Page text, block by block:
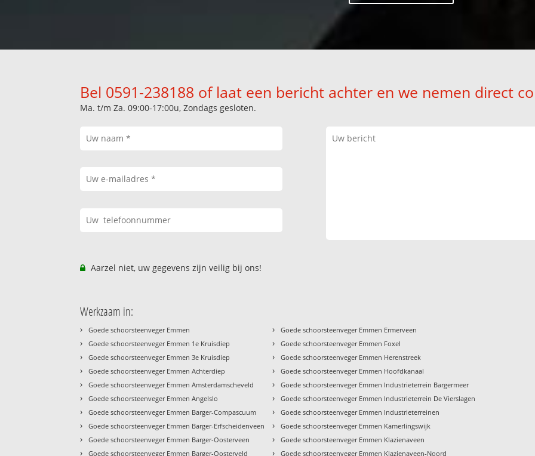
Bel 0591-238188 of laat een bericht achter en we nemen direct
Ma. t/m Za. 09:00-17:00u, Zondags gesloten.
Aarzel niet, uw gegevens zijn veilig bij ons!
Werkzaam in:
› Goede schoorsteenveger Emmen
› Goede schoorsteenveger Emmen 1e Kruisdiep
› Goede schoorsteenveger Emmen 3e Kruisdiep
› Goede schoorsteenveger Emmen Achterdiep
› Goede schoorsteenveger Emmen Amsterdamscheveld
› Goede schoorsteenveger Emmen Angelslo
› Goede schoorsteenveger Emmen Barger-Compascuum
› Goede schoorsteenveger Emmen Barger-Erfscheidenveen
› Goede schoorsteenveger Emmen Barger-Oosterveen
› Goede schoorsteenveger Emmen Barger-Oosterveld
› Goede schoorsteenveger Emmen Ermerveen
› Goede schoorsteenveger Emmen Foxel
› Goede schoorsteenveger Emmen Herenstreek
› Goede schoorsteenveger Emmen Hoofdkanaal
› Goede schoorsteenveger Emmen Industrieterrein Bargermeer
› Goede schoorsteenveger Emmen Industrieterrein De Vierslagen
› Goede schoorsteenveger Emmen Industrieterreinen
› Goede schoorsteenveger Emmen Kamerlingswijk
› Goede schoorsteenveger Emmen Klazienaveen
› Goede schoorsteenveger Emmen Klazienaveen-Noord